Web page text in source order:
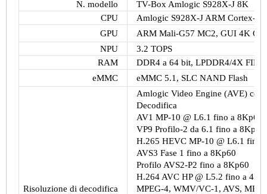
N. modello
TV-Box Amlogic S928X-J 8K
CPU
Amlogic S928X-J ARM Cortex-
GPU
ARM Mali-G57 MC2, GUI 4K
NPU
3.2 TOPS
RAM
DDR4 a 64 bit, LPDDR4/4X
eMMC
eMMC 5.1, SLC NAND Flash
Risoluzione di decodifica
Amlogic Video Engine (AVE) con
Decodifica
AV1 MP-10 @ L6.1 fino a 8Kp60
VP9 Profilo-2 da 6.1 fino a 8Kp60
H.265 HEVC MP-10 @ L6.1 fino
AVS3 Fase 1 fino a 8Kp60
Profilo AVS2-P2 fino a 8Kp60
H.264 AVC HP @ L5.2 fino a
MPEG-4, WMV/VC-1, AVS,